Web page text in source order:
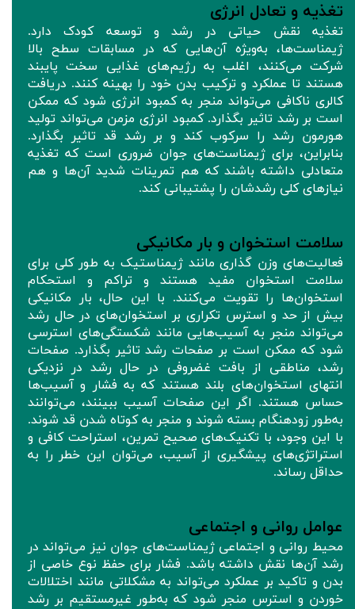
تغذیه و تعادل انرژی
تغذیه نقش حیاتی در رشد و توسعه کودک دارد.
ژیمناست‌ها، به‌ویژه آن‌هایی که در مسابقات سطح بالا
شرکت می‌کنند، اغلب به رژیم‌های غذایی سخت پایبند
هستند تا عملکرد و ترکیب بدن خود را بهینه کنند. دریافت
کالری ناکافی می‌تواند منجر به کمبود انرژی شود که ممکن
است بر رشد تاثیر بگذارد. کمبود انرژی مزمن می‌تواند تولید
هورمون رشد را سرکوب کند و بر رشد قد تاثیر بگذارد.
بنابراین، برای ژیمناست‌های جوان ضروری است که تغذیه
متعادلی داشته باشند که هم تمرینات شدید آن‌ها و هم
نیازهای کلی رشدشان را پشتیبانی کند.
سلامت استخوان و بار مکانیکی
فعالیت‌های وزن‌ گذاری مانند ژیمناستیک به طور کلی برای
سلامت استخوان مفید هستند و تراکم و استحکام
استخوان‌ها را تقویت می‌کنند. با این حال، بار مکانیکی
بیش از حد و استرس تکراری بر استخوان‌های در حال رشد
می‌تواند منجر به آسیب‌هایی مانند شکستگی‌های استرسی
شود که ممکن است بر صفحات رشد تاثیر بگذارد. صفحات
رشد، مناطقی از بافت غضروفی در حال رشد در نزدیکی
انتهای استخوان‌های بلند هستند که به فشار و آسیب‌ها
حساس هستند. اگر این صفحات آسیب ببینند، می‌توانند
به‌طور زودهنگام بسته شوند و منجر به کوتاه شدن قد شوند.
با این وجود، با تکنیک‌های صحیح تمرین، استراحت کافی و
استراتژی‌های پیشگیری از آسیب، می‌توان این خطر را به
حداقل رساند.
عوامل روانی و اجتماعی
محیط روانی و اجتماعی ژیمناست‌های جوان نیز می‌تواند در
رشد آن‌ها نقش داشته باشد. فشار برای حفظ نوع خاصی از
بدن و تاکید بر عملکرد می‌تواند به مشکلاتی مانند اختلالات
خوردن و استرس منجر شود که به‌طور غیرمستقیم بر رشد